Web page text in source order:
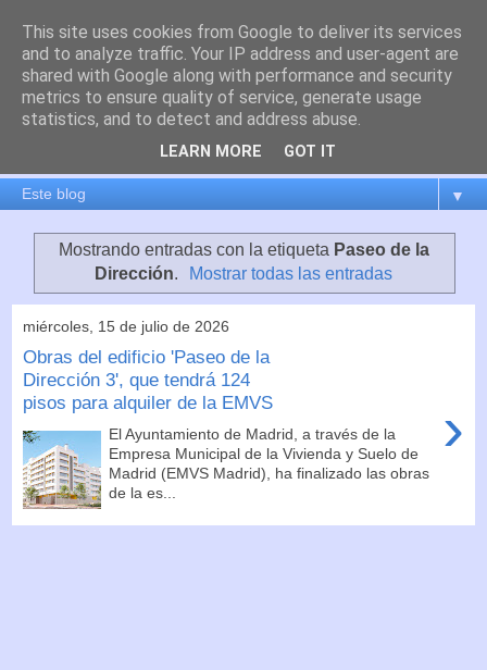
es por madrid
El blog de Madrid y su actualidad, proyectos, transporte,
movilidad, arquitectura, participación, medio ambiente,
educación, empleo, ...
▼
Mostrando entradas con la etiqueta Paseo de la
Dirección. Mostrar todas las entradas
miércoles, 15 de julio de 2026
Obras del edificio 'Paseo de la
Dirección 3', que tendrá 124
pisos para alquiler de la EMVS
›
El Ayuntamiento de Madrid, a través de la
Empresa Municipal de la Vivienda y Suelo de
Madrid (EMVS Madrid), ha finalizado las obras
de la es...
This site uses cookies from Google to deliver its services
and to analyze traffic. Your IP address and user-agent are
shared with Google along with performance and security
metrics to ensure quality of service, generate usage
statistics, and to detect and address abuse.
LEARN MORE GOT IT